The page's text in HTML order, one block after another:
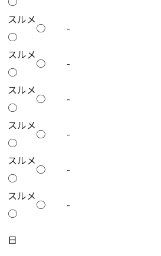
スルメ
○
○ -
スルメ
○
○ -
スルメ
○
○
-
スルメ
○
○
-
スルメ
○
○
-
スルメ
○
○
-
日